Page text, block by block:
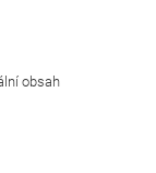
obsah